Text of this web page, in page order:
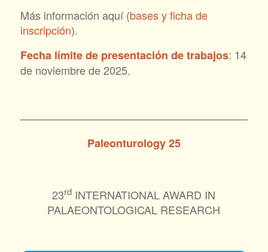
Más información aquí (bases y ficha de
inscripción).
Fecha límite de presentación de trabajos: 14
de noviembre de 2025.
Paleonturology 25
23rd INTERNATIONAL AWARD IN
PALAEONTOLOGICAL RESEARCH